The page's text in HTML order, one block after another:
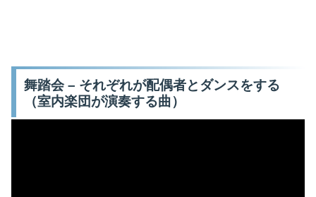
舞踏会 – それぞれが配偶者とダンスをする
（室内楽団が演奏する曲）